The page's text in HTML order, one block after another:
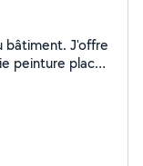
bâtiment. J'offre
peinture placo